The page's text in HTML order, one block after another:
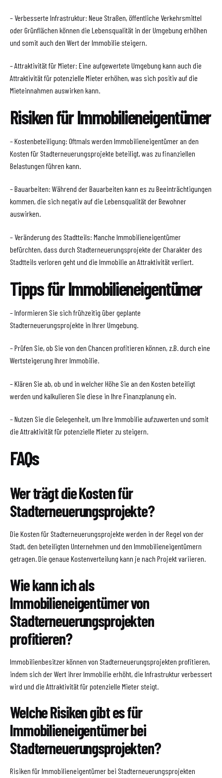
– Verbesserte Infrastruktur: Neue Straßen, öffentliche Verkehrsmittel
oder Grünflächen können die Lebensqualität in der Umgebung erhöhen
und somit auch den Wert der Immobilie steigern.
– Attraktivität für Mieter: Eine aufgewertete Umgebung kann auch die
Attraktivität für potenzielle Mieter erhöhen, was sich positiv auf die
Mieteinnahmen auswirken kann.
Risiken für Immobilieneigentümer
– Kostenbeteiligung: Oftmals werden Immobilieneigentümer an den
Kosten für Stadterneuerungsprojekte beteiligt, was zu finanziellen
Belastungen führen kann.
– Bauarbeiten: Während der Bauarbeiten kann es zu Beeinträchtigungen
kommen, die sich negativ auf die Lebensqualität der Bewohner
auswirken.
– Veränderung des Stadtteils: Manche Immobilieneigentümer
befürchten, dass durch Stadterneuerungsprojekte der Charakter des
Stadtteils verloren geht und die Immobilie an Attraktivität verliert.
Tipps für Immobilieneigentümer
– Informieren Sie sich frühzeitig über geplante
Stadterneuerungsprojekte in Ihrer Umgebung.
– Prüfen Sie, ob Sie von den Chancen profitieren können, z.B. durch eine
Wertsteigerung Ihrer Immobilie.
– Klären Sie ab, ob und in welcher Höhe Sie an den Kosten beteiligt
werden und kalkulieren Sie diese in Ihre Finanzplanung ein.
– Nutzen Sie die Gelegenheit, um Ihre Immobilie aufzuwerten und somit
die Attraktivität für potenzielle Mieter zu steigern.
FAQs
Wer trägt die Kosten für
Stadterneuerungsprojekte?
Die Kosten für Stadterneuerungsprojekte werden in der Regel von der
Stadt, den beteiligten Unternehmen und den Immobilieneigentümern
getragen. Die genaue Kostenverteilung kann je nach Projekt variieren.
Wie kann ich als
Immobilieneigentümer von
Stadterneuerungsprojekten
profitieren?
Immobilienbesitzer können von Stadterneuerungsprojekten profitieren,
indem sich der Wert ihrer Immobilie erhöht, die Infrastruktur verbessert
wird und die Attraktivität für potenzielle Mieter steigt.
Welche Risiken gibt es für
Immobilieneigentümer bei
Stadterneuerungsprojekten?
Risiken für Immobilieneigentümer bei Stadterneuerungsprojekten